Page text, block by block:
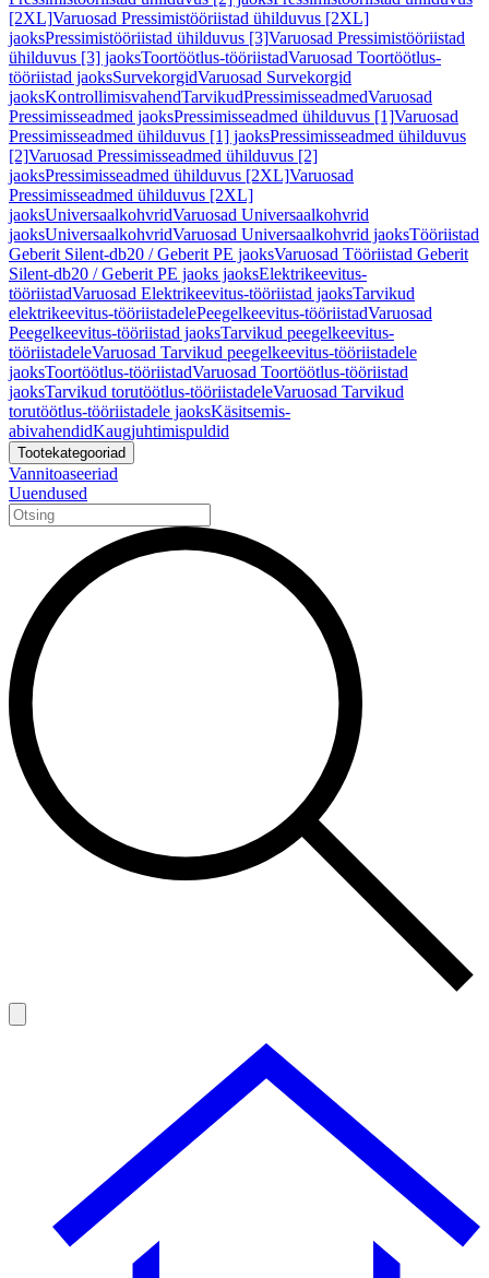
[2XL]Varuosad Pressimistööriistad ühilduvus [2XL]
jaoksPressimistööriistad ühilduvus [3]Varuosad Pressimistööriistad
ühilduvus [3] jaoksToortöötlus-tööriistadVaruosad Toortöötlus-
tööriistad jaoksSurvekorgidVaruosad Survekorgid
jaoksKontrollimisvahendTarvikudPressimisseadmedVaruosad
Pressimisseadmed jaoksPressimisseadmed ühilduvus [1]Varuosad
Pressimisseadmed ühilduvus [1] jaoksPressimisseadmed ühilduvus
[2]Varuosad Pressimisseadmed ühilduvus [2]
jaoksPressimisseadmed ühilduvus [2XL]Varuosad
Pressimisseadmed ühilduvus [2XL]
jaoksUniversaalkohvridVaruosad Universaalkohvrid
jaoksUniversaalkohvridVaruosad Universaalkohvrid jaoksTööriistad
Geberit Silent-db20 / Geberit PE jaoksVaruosad Tööriistad Geberit
Silent-db20 / Geberit PE jaoks jaoksElektrikeevitus-
tööriistadVaruosad Elektrikeevitus-tööriistad jaoksTarvikud
elektrikeevitus-tööriistadelePeegelkeevitus-tööriistadVaruosad
Peegelkeevitus-tööriistad jaoksTarvikud peegelkeevitus-
tööriistadeleVaruosad Tarvikud peegelkeevitus-tööriistadele
jaoksToortöötlus-tööriistadVaruosad Toortöötlus-tööriistad
jaoksTarvikud torutöötlus-tööriistadeleVaruosad Tarvikud
torutöötlus-tööriistadele jaoksKäsitsemis-
abivahendidKaugjuhtimispuldid
Tootekategooriad
Vannitoaseeriad
Uuendused